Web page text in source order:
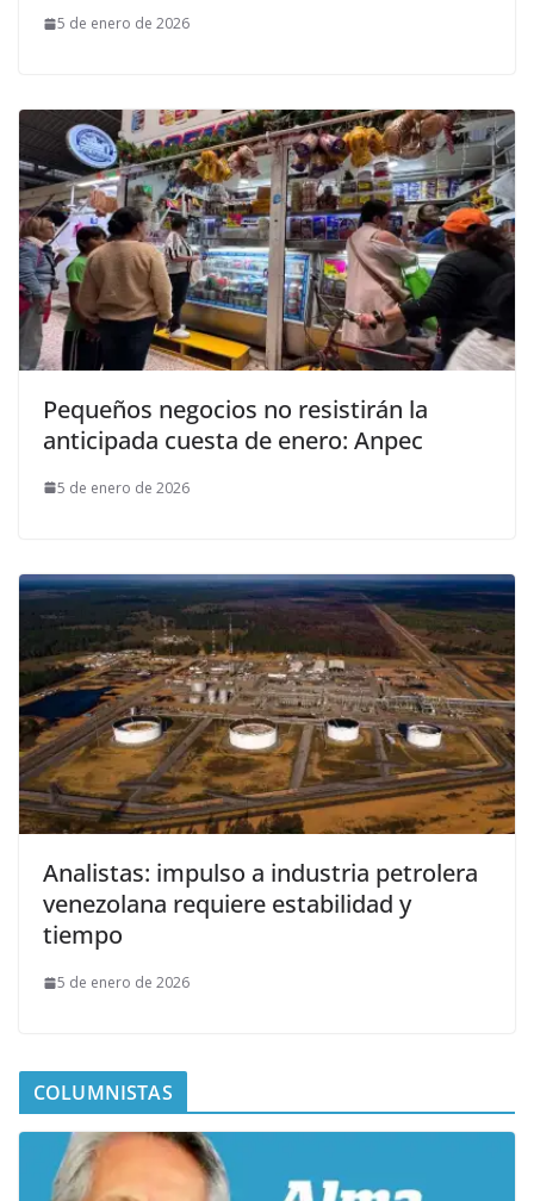
5 de enero de 2026
Pequeños negocios no resistirán la
anticipada cuesta de enero: Anpec
5 de enero de 2026
Analistas: impulso a industria petrolera
venezolana requiere estabilidad y
tiempo
5 de enero de 2026
COLUMNISTAS